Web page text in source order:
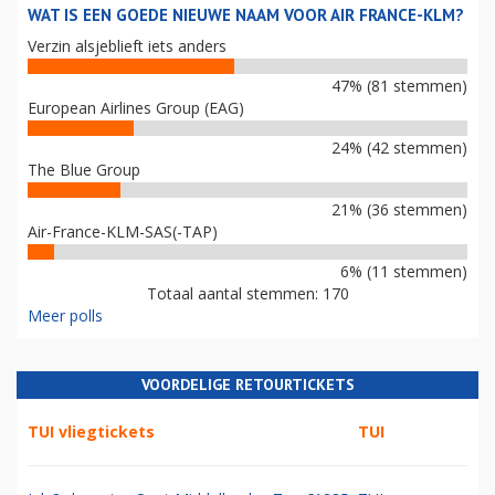
WAT IS EEN GOEDE NIEUWE NAAM VOOR AIR FRANCE-KLM?
Verzin alsjeblieft iets anders
47% (81 stemmen)
European Airlines Group (EAG)
24% (42 stemmen)
The Blue Group
21% (36 stemmen)
Air-France-KLM-SAS(-TAP)
6% (11 stemmen)
Totaal aantal stemmen: 170
Meer polls
VOORDELIGE RETOURTICKETS
TUI vliegtickets TUI